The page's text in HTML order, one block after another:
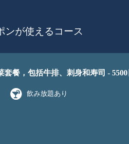
ンが使えるコース
餐，包括牛排、刺身和寿司 -
飲み放題あり